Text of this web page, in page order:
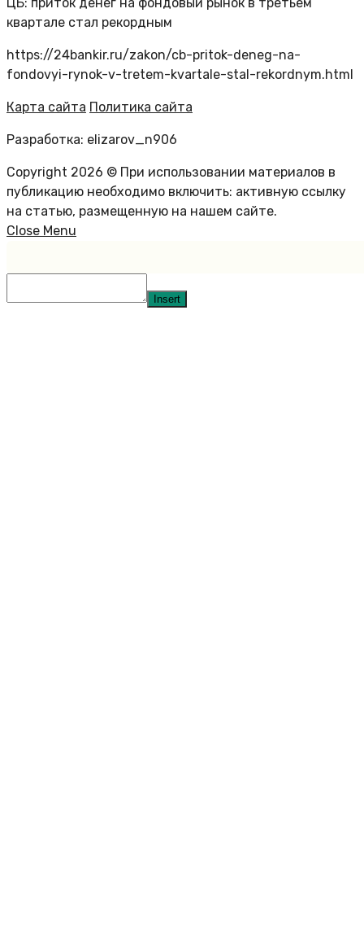
квартале стал рекордным
https://24bankir.ru/zakon/cb-pritok-deneg-na-
fondovyi-rynok-v-tretem-kvartale-stal-rekordnym.html
Карта сайта Политика сайта
Разработка: elizarov_n906
Copyright 2026 © При использовании материалов в
публикацию необходимо включить: активную ссылку
на статью, размещенную на нашем сайте.
Close Menu
Insert